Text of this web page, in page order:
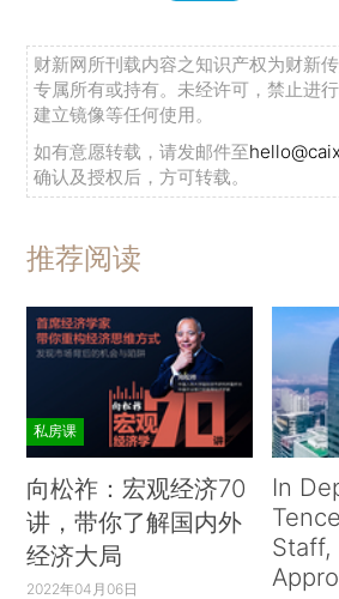
财新网所刊载内容之知识产权为财新
专属所有或持有。未经许可，禁止进
建立镜像等任何使用。
如有意愿转载，请发邮件至
确认及授权后，方可转载。
推荐阅读
私房课
向松祚：宏观经济70
讲，带你了解国内外
经济大局
2022年04月06日
In
Staff,